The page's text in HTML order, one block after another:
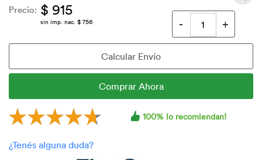
Precio: $ 915
sin imp. nac. $ 756
100% lo recomiendan!